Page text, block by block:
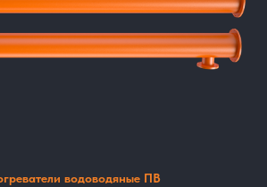
водоводяные ПВ